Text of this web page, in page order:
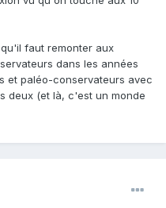
faut remonter aux
dans les années
et paléo-conservateurs avec
deux (et là, c'est un monde